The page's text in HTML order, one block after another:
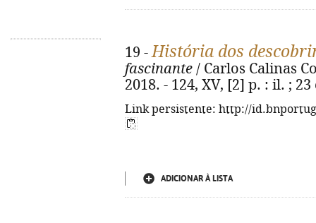
19 -História dos
fascinante / Carlos Calinas
2018. - 124, XV, [2] p. : il. ;
Link persistente: http://
ADICIONAR À LISTA